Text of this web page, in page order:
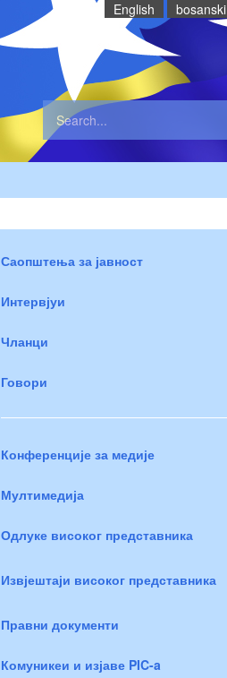
English bosanski
Саопштења за јавност
Интервјуи
Чланци
Говори
Конференције за медије
Мултимедија
Одлуке високог представника
Извјештаји високог представника
Правни документи
Комуникеи и изјаве PIC-a